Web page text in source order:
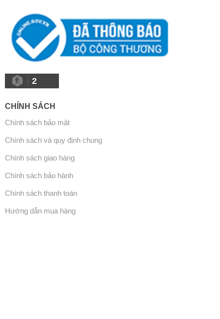
2
CHÍNH SÁCH
Chính sách bảo mật
Chính sách và quy định chung
Chính sách giao hàng
Chính sách bảo hành
Chính sách thanh toán
Hướng dẫn mua hàng